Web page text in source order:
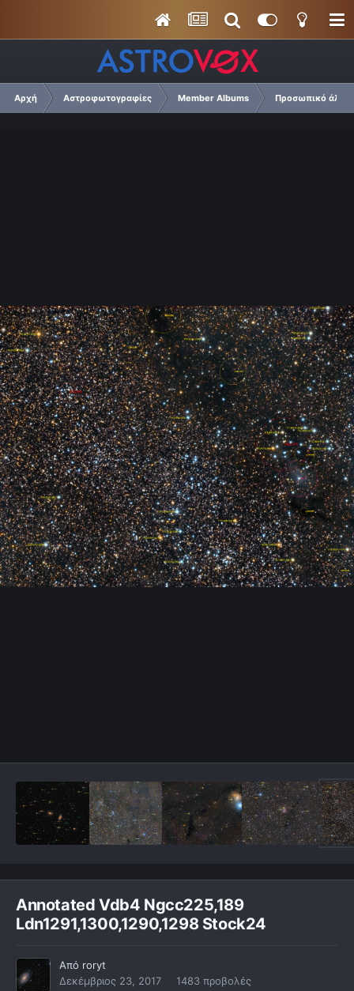
Αρχή Αστροφωτογραφίες Member Albums Προσωπικό
Annotated Vdb4 Ngcc225,189
Ldn1291,1300,1290,1298 Stock24
Από roryt
Δεκέμβριος 23, 2017
1483 προβολές